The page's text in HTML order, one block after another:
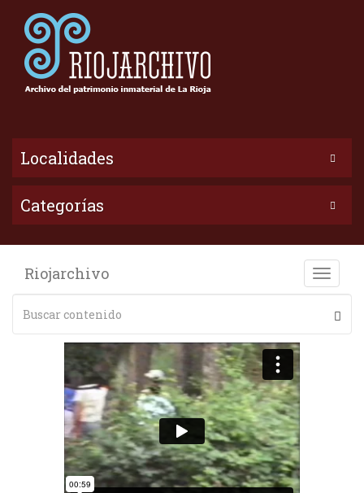
Localidades
Categorías
Toggle
Riojarchivo